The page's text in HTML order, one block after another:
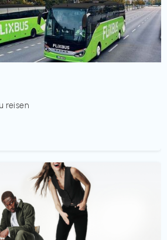
reisen